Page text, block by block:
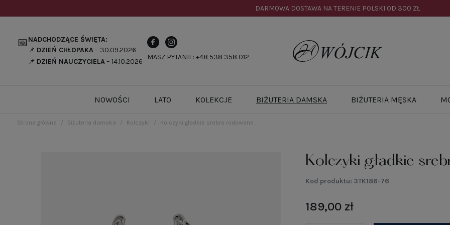
DARMOWA DOSTAWA NA TERENIE POLSKI OD 300 ZŁ
📅NADCHODZĄCE ŚWIĘTA:
📌 DZIEŃ CHŁOPAKA– 30.09.2026
📌 DZIEŃ NAUCZYCIELA– 14.10.2026
MASZ PYTANIE: +48 538 358 012
NOWOŚCI LATO KOLEKCJE BIŻUTERIA DAMSKA BIŻUTERIA MĘSKA
Strona główna Biżuteria damska Kolczyki Kolczyki gładkie srebro rodowane
Kolczyki gładkie
Kod produktu: 3TK186-76
189,00 zł